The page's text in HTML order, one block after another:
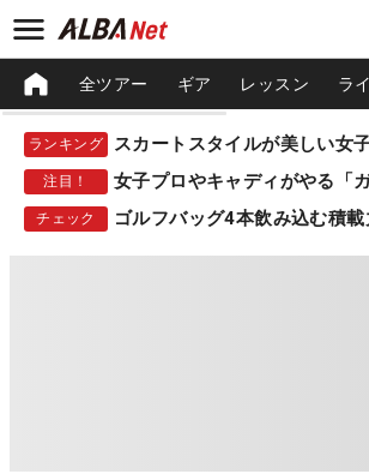
全ツアー ギア レッスン ラ
ランキング スカートスタイルが美しい女
注目！
チェック